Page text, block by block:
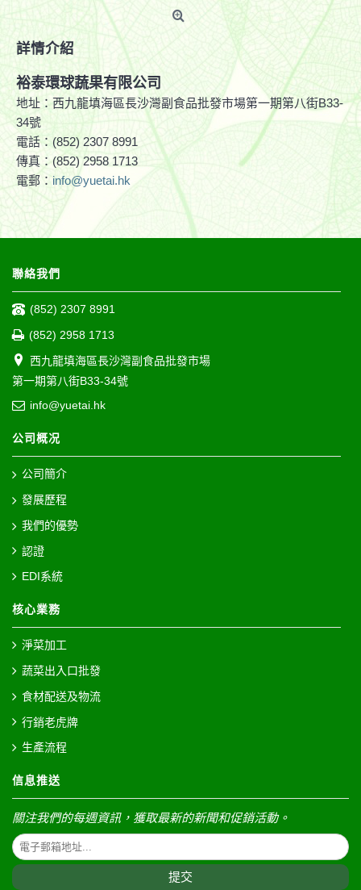
詳情介紹
裕泰環球蔬果有限公司
地址：西九龍填海區長沙灣副食品批發市場第一期第八街B33-
34號
電話：(852) 2307 8991
傳真：(852) 2958 1713
電郵：info@yuetai.hk
聯絡我們
(852) 2307 8991
(852) 2958 1713
西九龍填海區長沙灣副食品批發市場
第一期第八街B33-34號
info@yuetai.hk
公司概况
公司簡介
發展歷程
我們的優勢
認證
EDI系統
核心業務
淨菜加工
蔬菜出入口批發
食材配送及物流
行銷老虎牌
生產流程
信息推送
關注我們的每週資訊，獲取最新的新聞和促銷活動。
提交